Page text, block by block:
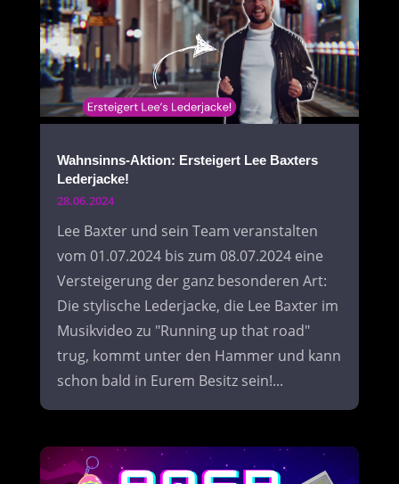
Wahnsinns-Aktion: Ersteigert Lee Baxters
Lederjacke!
28.06.2024
Lee Baxter und sein Team veranstalten
vom 01.07.2024 bis zum 08.07.2024 eine
Versteigerung der ganz besonderen Art:
Die stylische Lederjacke, die Lee Baxter im
Musikvideo zu "Running up that road"
trug, kommt unter den Hammer und kann
schon bald in Eurem Besitz sein!...